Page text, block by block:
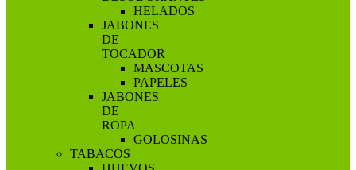
HELADOS
JABONES
DE
TOCADOR
MASCOTAS
PAPELES
JABONES
DE
ROPA
GOLOSINAS
TABACOS